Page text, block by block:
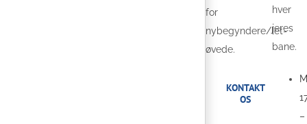
for
nybegyndere/let-
øvede.
KONTAKT
OS
hver
jeres
bane.
–